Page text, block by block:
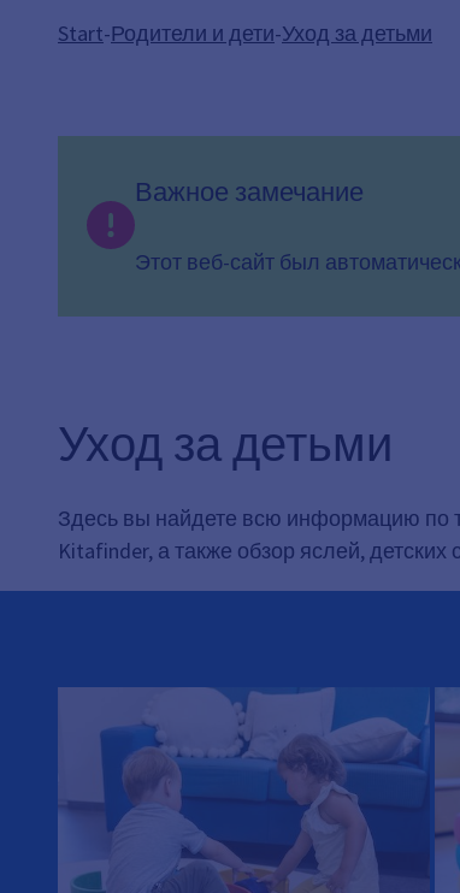
Start-Родители и дети-Уход за детьми
Важное замечание
Этот веб-сайт был
Уход за детьми
Здесь вы найдете всю информацию по
Kitafinder, а также обзор яслей,